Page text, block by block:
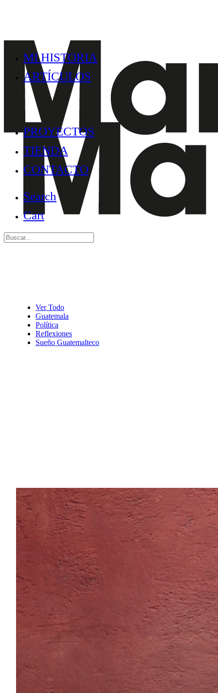
MI HISTORIA
ARTÍCULOS
PROYECTOS
TIENDA
CONTACTO
Search
Cart
Ver Todo
Guatemala
Política
Reflexiones
Sueño Guatemalteco